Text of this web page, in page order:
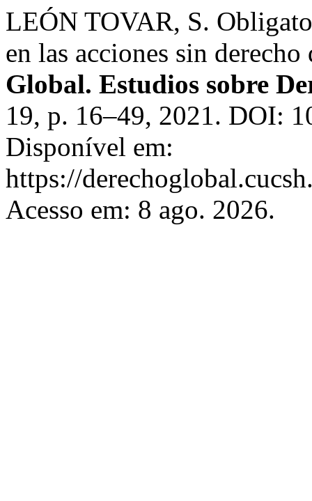
LEÓN TOVAR, S.
en las acciones sin
Global. Estudios sobre
19, p. 16–49, 2021. DOI:
Disponível em:
https://
Acesso em: 8 ago. 2026.